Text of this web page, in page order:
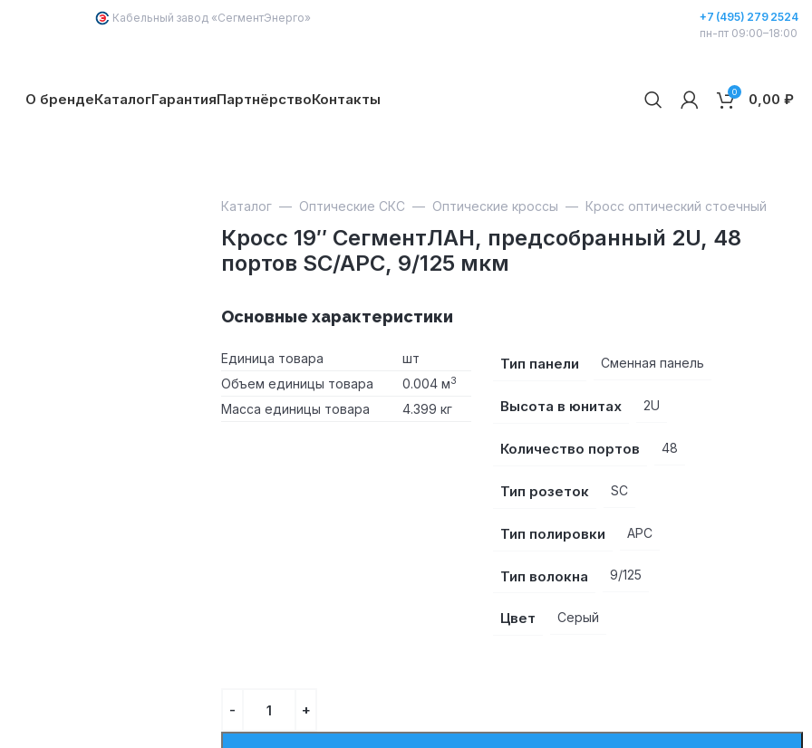
Кабельный завод «СегментЭнерго»
+7 (495) 279 2524
пн-пт 09:00–18:00
О брендеКаталогГарантияПартнёрствоКонтакты 0 0,00 ₽
Каталог — Оптические СКС — Оптические кроссы — Кросс оптический стоечный
Кросс 19″ СегментЛАН, предсобранный 2U, 48
портов SC/APC, 9/125 мкм
Основные характеристики
Единица товара
шт
Объем единицы товара
0.004 м3
Масса единицы товара 4.399 кг
Тип панели Сменная панель
Высота в юнитах 2U
Количество портов 48
Тип розеток SC
Тип полировки APC
Тип волокна 9/125
Цвет Серый